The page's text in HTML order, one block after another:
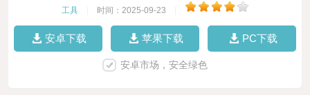
工具 时间：2025-09-23
安卓下载 苹果下载 PC下载
安卓市场，安全绿色